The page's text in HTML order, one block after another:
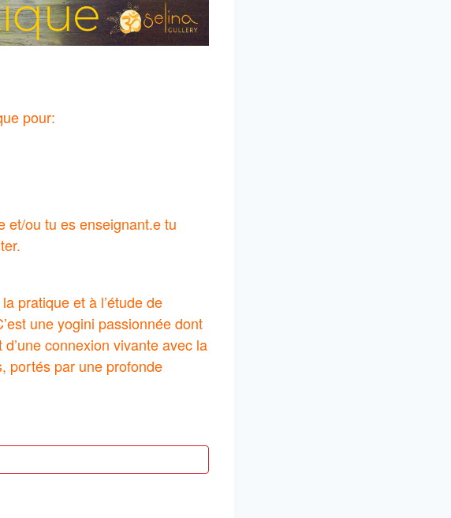
pour:
et/ou tu es enseignant.e tu
pratique et à l’étude de
une yogini passionnée dont
connexion vivante avec la
portés par une profonde